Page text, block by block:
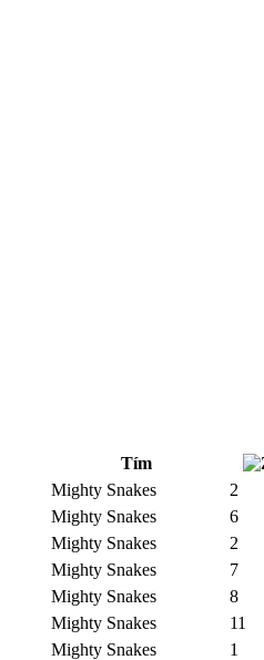
Tím
Mighty Snakes
2
Mighty Snakes
6
Mighty Snakes
2
Mighty Snakes
7
Mighty Snakes
8
Mighty Snakes
11
Mighty Snakes
1